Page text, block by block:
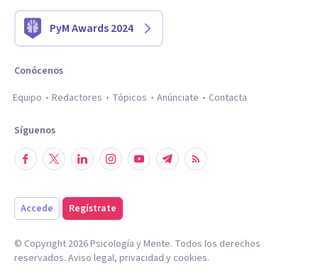
PyM Awards 2024
Conócenos
Equipo
Redactores Tópicos Anúnciate Contacta
Síguenos
Accede Regístrate
© Copyright 2026Psicología y Mente. Todos los derechos
reservados. Aviso legal, privacidad y cookies.